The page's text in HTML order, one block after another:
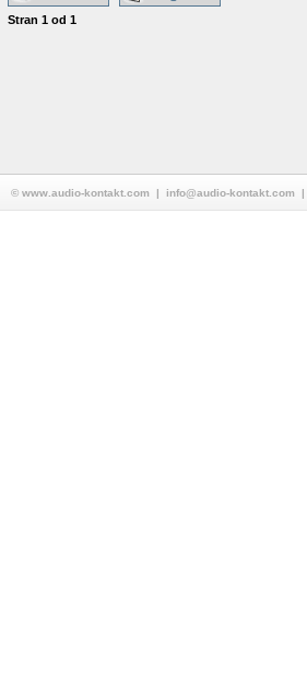
Stran 1 od 1
© www.audio-kontakt.com | info@audio-kontakt.com |